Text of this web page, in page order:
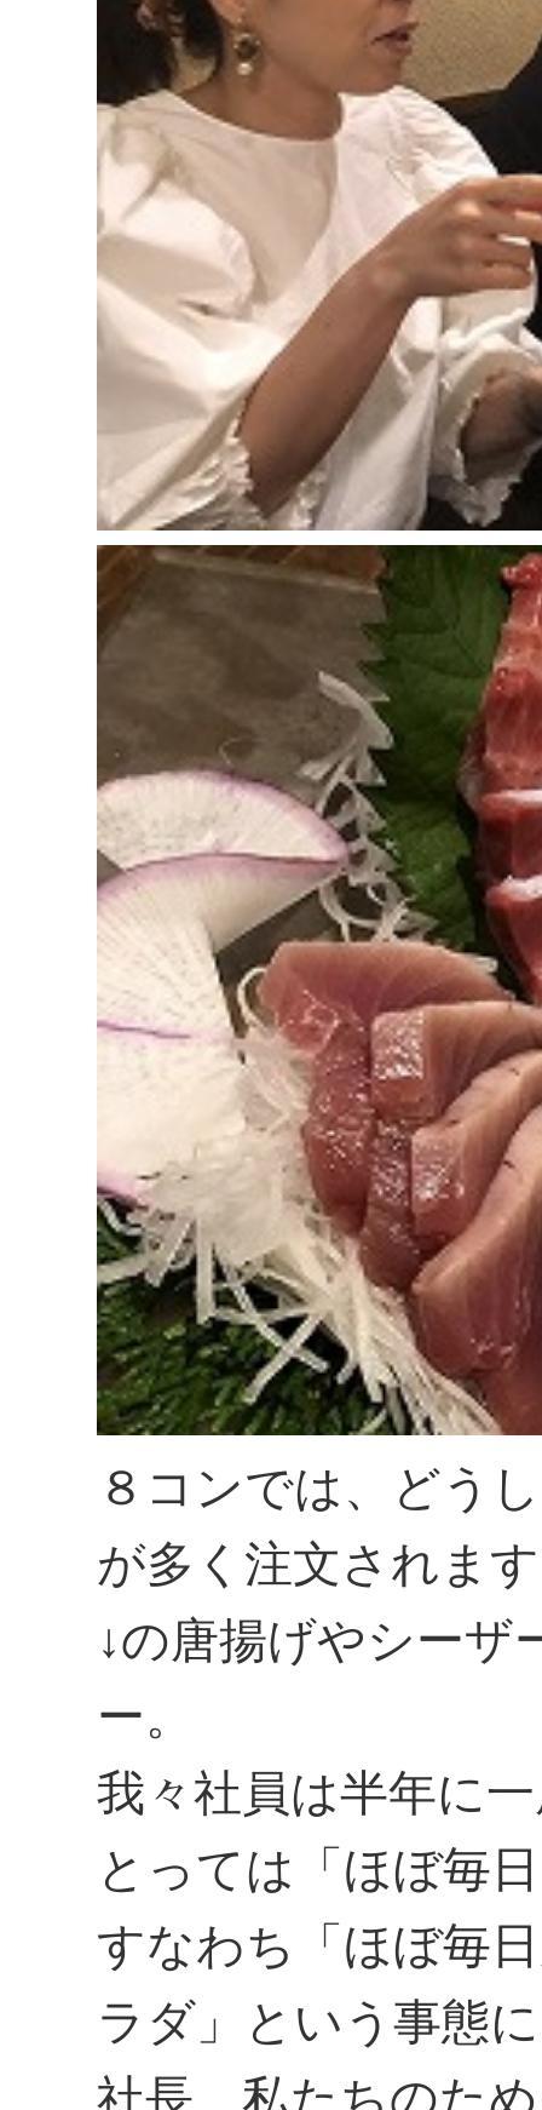
８コンでは、どう
が多く注文されま
↓の唐揚げやシーザ
ー。
我々社員は半年に
とっては「ほぼ毎
すなわち「ほぼ毎
ラダ」という事態
社長、私たちのた